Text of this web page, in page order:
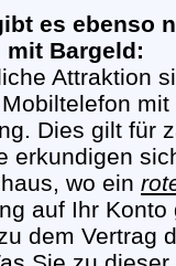
es ebenso
mit Bargeld:
Attraktion
Dies gilt für
erkundigen
wo ein
auf Ihr
dem Vertrag